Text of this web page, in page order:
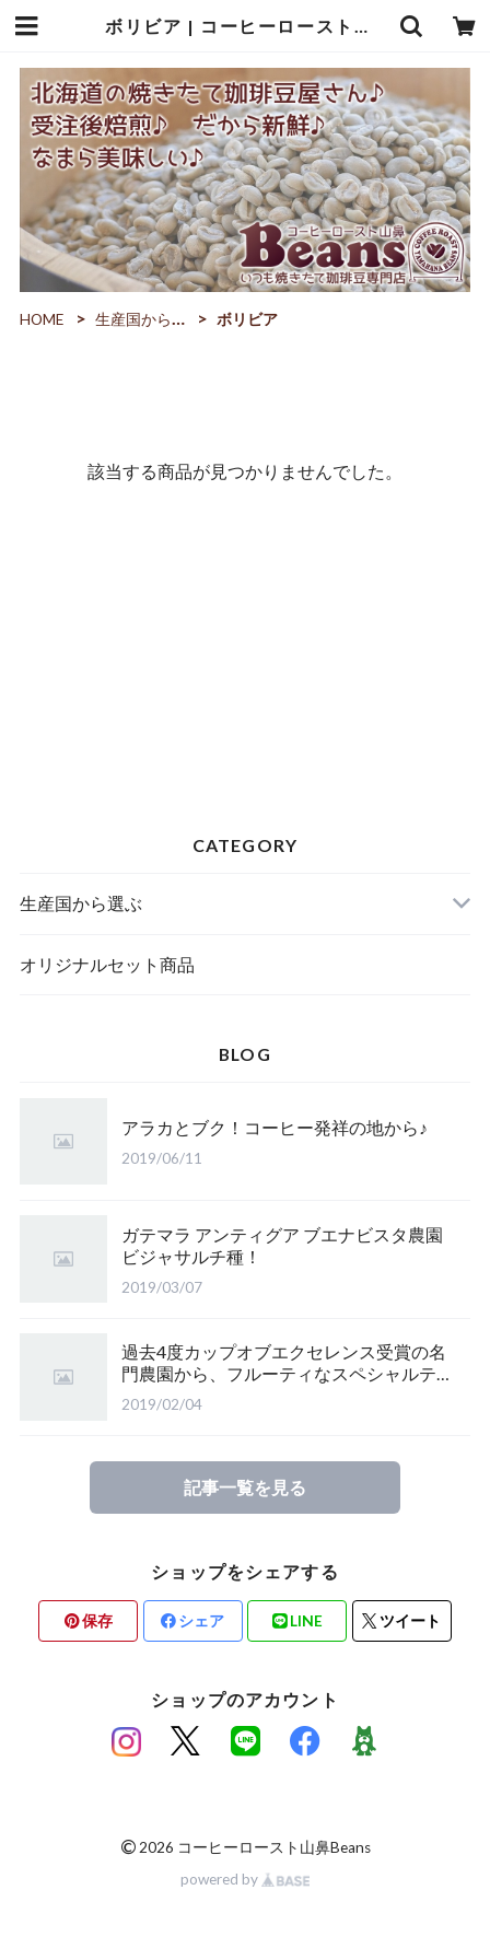
ボリビア | コーヒーロースト山鼻Beans
HOME 生産国から選ぶ ボリビア
該当する商品が見つかりませんでした。
CATEGORY
生産国から選ぶ
オリジナルセット商品
BLOG
アラカとブク！コーヒー発祥の地から♪
2019/06/11
ガテマラ アンティグア ブエナビスタ農園
ビジャサルチ種！
2019/03/07
過去4度カップオブエクセレンス受賞の名
門農園から、フルーティなスペシャルティ
♪
2019/02/04
記事一覧を見る
ショップをシェアする
保存 シェア LINE ツイート
ショップのアカウント
© 2026 コーヒーロースト山鼻Beans
powered by